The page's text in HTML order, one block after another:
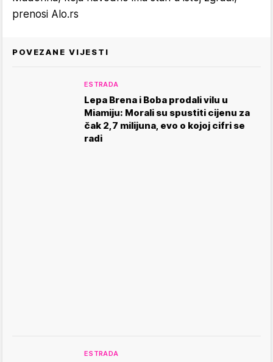
prenosi Alo.rs
POVEZANE VIJESTI
ESTRADA
Lepa Brena i Boba prodali vilu u
Miamiju: Morali su spustiti cijenu za
čak 2,7 milijuna, evo o kojoj cifri se
radi
ESTRADA